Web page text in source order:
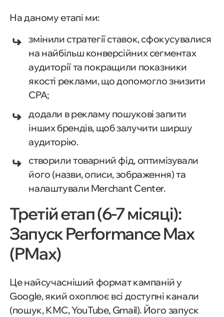
На даному етапі ми:
змінили стратегії ставок, сфокусувалися
на найбільш конверсійних сегментах
аудиторії та покращили показники
якості реклами, що допомогло знизити
CPA;
додали в рекламу пошукові запити
інших брендів, щоб залучити ширшу
аудиторію.
створили товарний фід, оптимізували
його (назви, описи, зображення) та
налаштували Merchant Center.
Третій етап (6-7 місяці):
Запуск Performance Max
(PMax)
Це найсучасніший формат кампаній у
Google, який охоплює всі доступні канали
(пошук, КМС, YouTube, Gmail). Його запуск